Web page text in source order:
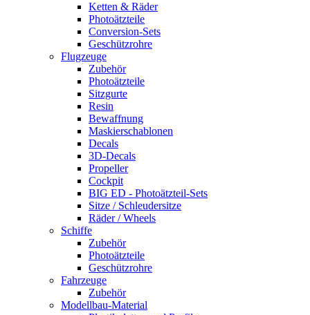
Ketten & Räder
Photoätzteile
Conversion-Sets
Geschützrohre
Flugzeuge
Zubehör
Photoätzteile
Sitzgurte
Resin
Bewaffnung
Maskierschablonen
Decals
3D-Decals
Propeller
Cockpit
BIG ED - Photoätzteil-Sets
Sitze / Schleudersitze
Räder / Wheels
Schiffe
Zubehör
Photoätzteile
Geschützrohre
Fahrzeuge
Zubehör
Modellbau-Material